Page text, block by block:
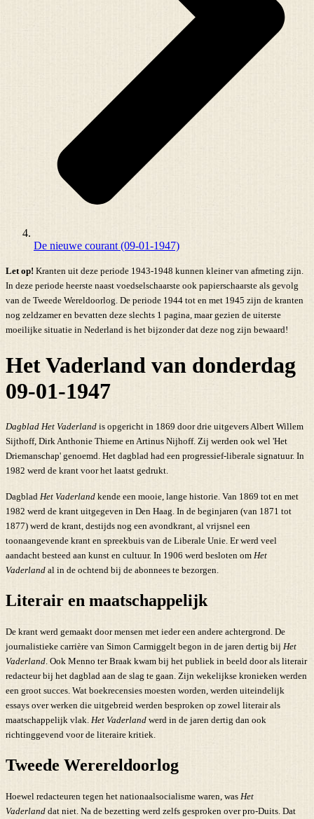
De nieuwe courant (09-01-1947)
Let op! Kranten uit deze periode 1943-1948 kunnen kleiner van afmeting zijn.
In deze periode heerste naast voedselschaarste ook papierschaarste als gevolg
van de Tweede Wereldoorlog. De periode 1944 tot en met 1945 zijn de kranten
nog zeldzamer en bevatten deze slechts 1 pagina, maar gezien de uiterste
moeilijke situatie in Nederland is het bijzonder dat deze nog zijn bewaard!
Het Vaderland van donderdag
09-01-1947
Dagblad Het Vaderland is opgericht in 1869 door drie uitgevers Albert Willem
Sijthoff, Dirk Anthonie Thieme en Artinus Nijhoff. Zij werden ook wel 'Het
Driemanschap' genoemd. Het dagblad had een progressief-liberale signatuur. In
1982 werd de krant voor het laatst gedrukt.
Dagblad Het Vaderland kende een mooie, lange historie. Van 1869 tot en met
1982 werd de krant uitgegeven in Den Haag. In de beginjaren (van 1871 tot
1877) werd de krant, destijds nog een avondkrant, al vrijsnel een
toonaangevende krant en spreekbuis van de Liberale Unie. Er werd veel
aandacht besteed aan kunst en cultuur. In 1906 werd besloten om Het
Vaderland al in de ochtend bij de abonnees te bezorgen.
Literair en maatschappelijk
De krant werd gemaakt door mensen met ieder een andere achtergrond. De
journalistieke carrière van Simon Carmiggelt begon in de jaren dertig bij Het
Vaderland . Ook Menno ter Braak kwam bij het publiek in beeld door als literair
redacteur bij het dagblad aan de slag te gaan. Zijn wekelijkse kronieken werden
een groot succes. Wat boekrecensies moesten worden, werden uiteindelijk
essays over werken die uitgebreid werden besproken op zowel literair als
maatschappelijk vlak. Het Vaderland werd in de jaren dertig dan ook
richtinggevend voor de literaire kritiek.
Tweede Werereldoorlog
Hoewel redacteuren tegen het nationaalsocialisme waren, was Het
Vaderland dat niet. Na de bezetting werd zelfs gesproken over pro-Duits. Dat